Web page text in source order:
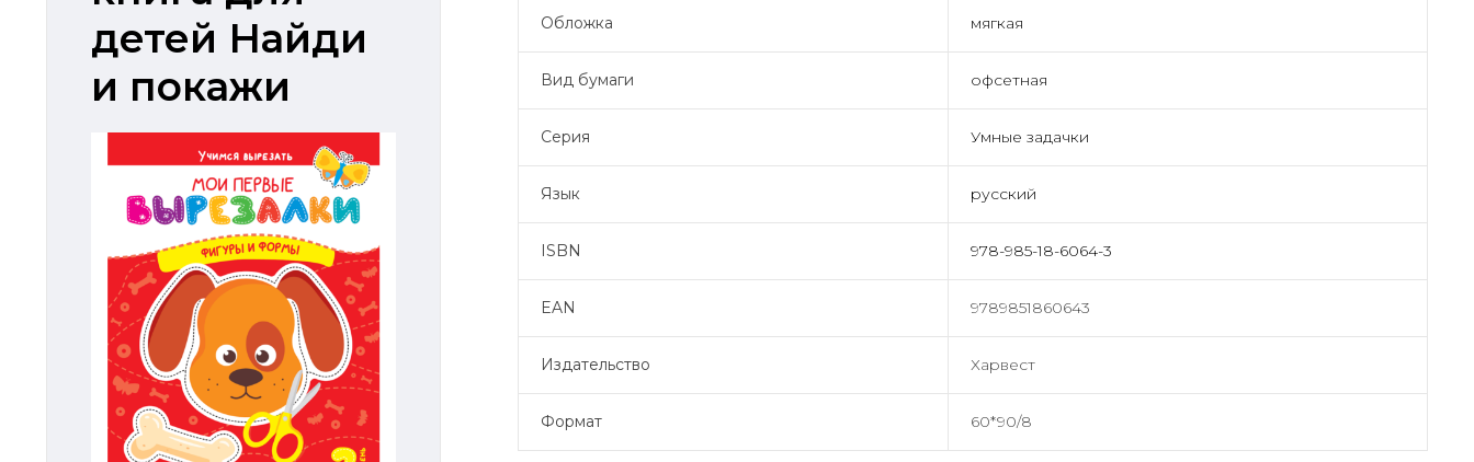
Обложка мягкая
Вид бумаги офсетная
Серия Умные задачки
Язык русский
ISBN 978-985-18-6064-3
EAN 9789851860643
Издательство Харвест
Формат 60*90/8
детей Найди
и покажи